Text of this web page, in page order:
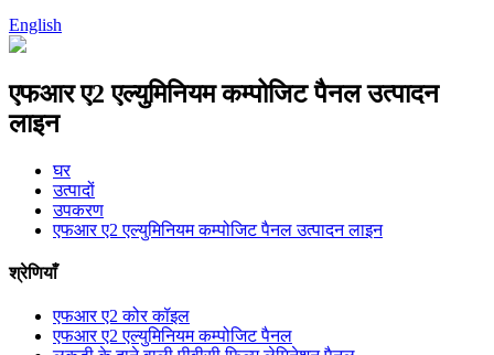
English
एफआर ए2 एल्युमिनियम कम्पोजिट पैनल उत्पादन
लाइन
घर
उत्पादों
उपकरण
एफआर ए2 एल्युमिनियम कम्पोजिट पैनल उत्पादन लाइन
श्रेणियाँ
एफआर ए2 कोर कॉइल
एफआर ए2 एल्युमिनियम कम्पोजिट पैनल